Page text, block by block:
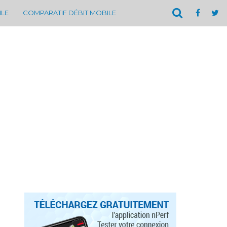
COMPARATIF DÉBIT MOBILE